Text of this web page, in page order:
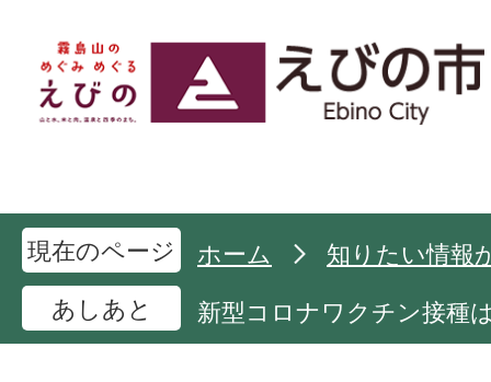
現在のページ ホーム
知りたい情報
あしあと
新型コロナワクチン接種